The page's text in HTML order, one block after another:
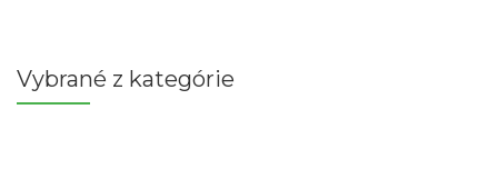
Vybrané z kategórie